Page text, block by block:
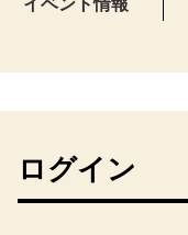
イベント情報
ログイン